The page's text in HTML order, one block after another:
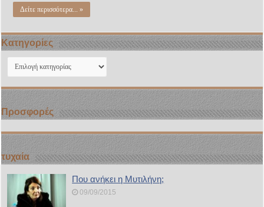
Δείτε περισσότερα... »
Kατηγορίες
Kατηγορίες
Προσφορές
τυχαία
Που ανήκει η Μυτιλήνη;
09/09/2015